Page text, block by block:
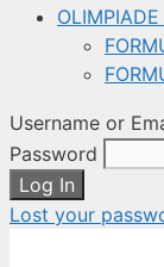
Username or
Password
Log In
Lost your